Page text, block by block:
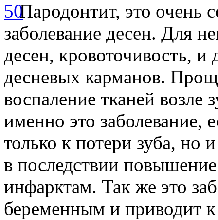
Пародонтит, это очень
заболевание десен. Для
десен, кровоточивость, и
десневых карманов.
воспаление тканей возле
именно это заболевание,
только к потери зуба, но
в последствии
инфарктам. Так же это
беременным и приводит